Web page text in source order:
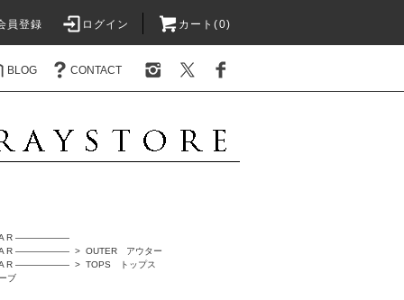
員登録 ログイン カート(0)
BLOG CONTACT
R ――――――
R ―――――― > OUTER アウター
R ―――――― > TOPS トップス
ブ